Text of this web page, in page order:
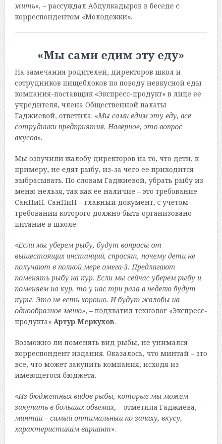
жить», – рассуждал Абдулкадыров в беседе с
корреспондентом «Молодежки».
«Мы сами едим эту еду»
На замечания родителей, директоров школ и
сотрудников пищеблоков по поводу невкусной еды
компания-поставщик «Экспресс-продукт» в лице ее
учредителя, члена Общественной палаты
Гаджиевой, ответила: «Мы сами едим эту еду, все
сотрудники предприятия. Наверное, это вопрос
вкусов».
Мы озвучили жалобу директоров на то, что дети, к
примеру, не едят рыбу, из-за чего ее приходится
выбрасывать. По словам Гаджиевой, убрать рыбу из
меню нельзя, так как ее наличие – это требование
СанПиН. СанПиН – главный документ, с учетом
требований которого должно быть организовано
питание в школе.
«Если мы уберем рыбу, будут вопросы от
вышестоящих инстанций, спросят, почему дети не
получают в полной мере омега-3. Предлагают
поменять рыбу на кур. Если мы сейчас уберем рыбу и
поменяем на кур, то у нас три раза в неделю будут
куры. Это не есть хорошо. И будут жалобы на
однообразное меню», – подхватил технолог «Экспресс-
продукта» Артур Меркухов.
Возможно ли поменять вид рыбы, не унимался
корреспондент издания. Оказалось, что минтай – это
все, что может закупить компания, исходя из
имеющегося бюджета.
«Из бюджетных видов рыбы, которые мы можем
закупать в больших объемах, – отметила Гаджиева, –
минтай –самый оптимальный по запаху, вкусу,
характеристикам вариант».